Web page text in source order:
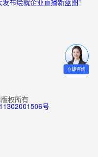
布绘就企业直播新蓝图！
权所有
号
立即咨询